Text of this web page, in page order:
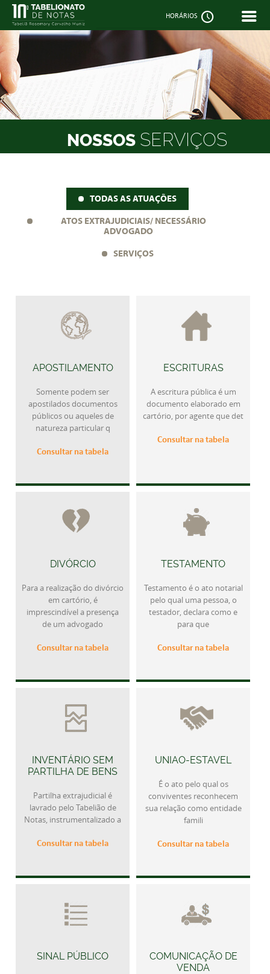
HORÁRIOS  
NOSSOS SERVIÇOS
TODAS AS ATUAÇÕES
ATOS EXTRAJUDICIAIS/ NECESSÁRIO
ADVOGADO
SERVIÇOS
APOSTILAMENTO
Somente podem ser
apostilados documentos
públicos ou aqueles de
natureza particular q
Consultar na tabela
ESCRITURAS
A escritura pública é um
documento elaborado em
cartório, por agente que det
Consultar na tabela
DIVÓRCIO
Para a realização do divórcio
em cartório, é
imprescindível a presença
de um advogado
Consultar na tabela
TESTAMENTO
Testamento é o ato notarial
pelo qual uma pessoa, o
testador, declara como e
para que
Consultar na tabela
INVENTÁRIO SEM
PARTILHA DE BENS
Partilha extrajudicial é
lavrado pelo Tabelião de
Notas, instrumentalizado a
Consultar na tabela
UNIAO-ESTAVEL
É o ato pelo qual os
conviventes reconhecem
sua relação como entidade
famili
Consultar na tabela
SINAL PÚBLICO
COMUNICAÇÃO DE
VENDA